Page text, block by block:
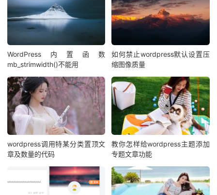
WordPress内置函数
mb_strimwidth()不能用
如何禁止wordpress默认设置压
缩图像质量
wordpress调用特某分类置顶文
章及数量的代码
教你怎样给wordpress主题添加
专题文章功能